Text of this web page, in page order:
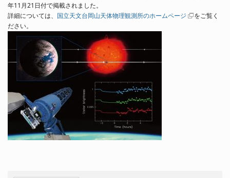
年11月21日付で掲載されました。
詳細については、 国立天文台岡山天体物理観測所のホームページ
をご覧く
ださい。